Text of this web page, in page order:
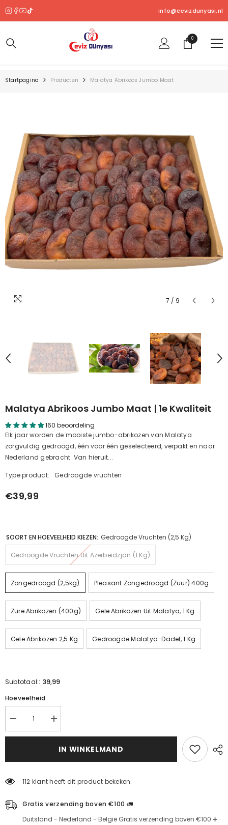
info@cevizdunyasi.nl
00
product
Startpagina Producten Malatya Abrikoos Jumbo Maat
7 / 9
Malatya Abrikoos Jumbo Maat | 1e Kwaliteit
160 beoordeling
Elk jaar worden de mooiste jumbo-abrikozen van Malatya
zorgvuldig gedroogd, één voor één geselecteerd, verpakt en naar
Nederland gebracht. Van hieruit...
Type product: Gedroogde vruchten
€39,99
SOORT EN HOEVEELHEID KIEZEN: Gedroogde Vruchten (2,5 Kg)
Gedroogde Vruchten Uit Azerbeidzjan (1 Kg)
Zongedroogd (2,5kg) Pleasant Zongedroogd (zuur) 400g
Zure Abrikozen (400g) Gele Abrikozen Uit Malatya, 1 Kg
Gele Abrikozen 2,5 Kg Gedroogde Malatya-Dadel, 1 Kg
Subtotaal:: 39,99
Hoeveelheid
Malatya
Abrikoos
Jumbo
1.
voor
Malatya
Abrikoos
Jumbo
Maat
1.
voor
IN WINKELMAND
112 klant heeft dit product bekeken.
Gratis verzending boven €100 🚛
Duitsland - Nederland - België Gratis verzending boven €100 ➕